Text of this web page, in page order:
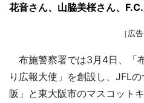
花音さん、山脇美桜さん、
［広告
布施警察署では3月4日、「
り広報大使」を創設し、JFL
阪」と東大阪市のマスコット